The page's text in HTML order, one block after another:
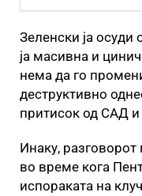
Зеленски ја осуди
ја масивна и
нема да го
деструктивно
притисок од САД и
Инаку,
во време кога
испораката на